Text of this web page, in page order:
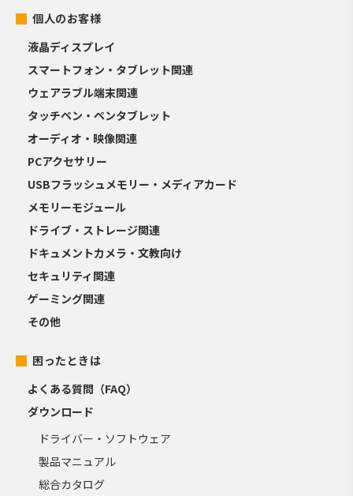
個人のお客様
液晶ディスプレイ
スマートフォン・タブレット関連
ウェアラブル端末関連
タッチペン・ペンタブレット
オーディオ・映像関連
PCアクセサリー
USBフラッシュメモリー・メディアカード
メモリーモジュール
ドライブ・ストレージ関連
ドキュメントカメラ・文教向け
セキュリティ関連
ゲーミング関連
その他
困ったときは
よくある質問（FAQ）
ダウンロード
ドライバー・ソフトウェア
製品マニュアル
総合カタログ